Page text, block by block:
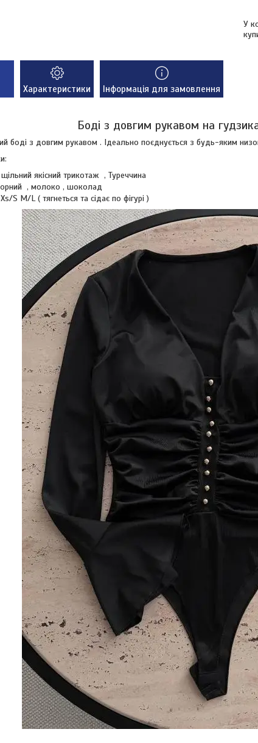
У
Характеристики Інформація для замовлення
Боді з довгим рукавом на
боді з довгим рукавом . Ідеально поєднується з будь-яким
якісний трикотаж , Туреччина
, молоко , шоколад
S M/L ( тягнеться та сідає по фігурі )